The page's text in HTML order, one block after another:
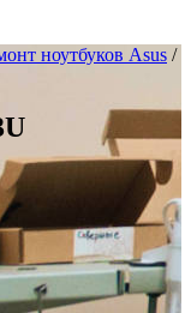
ноутбуков Asus /